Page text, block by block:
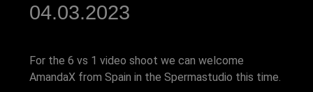
04.03.2023
For the 6 vs 1 video shoot we can welcome
AmandaX from Spain in the Spermastudio this time.